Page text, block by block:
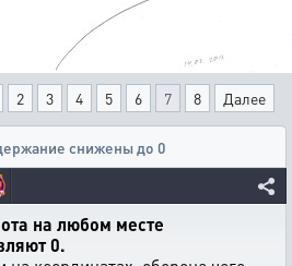
2 3 4 5 6 7 8 Далее
снижены до 0
на любом месте
0.